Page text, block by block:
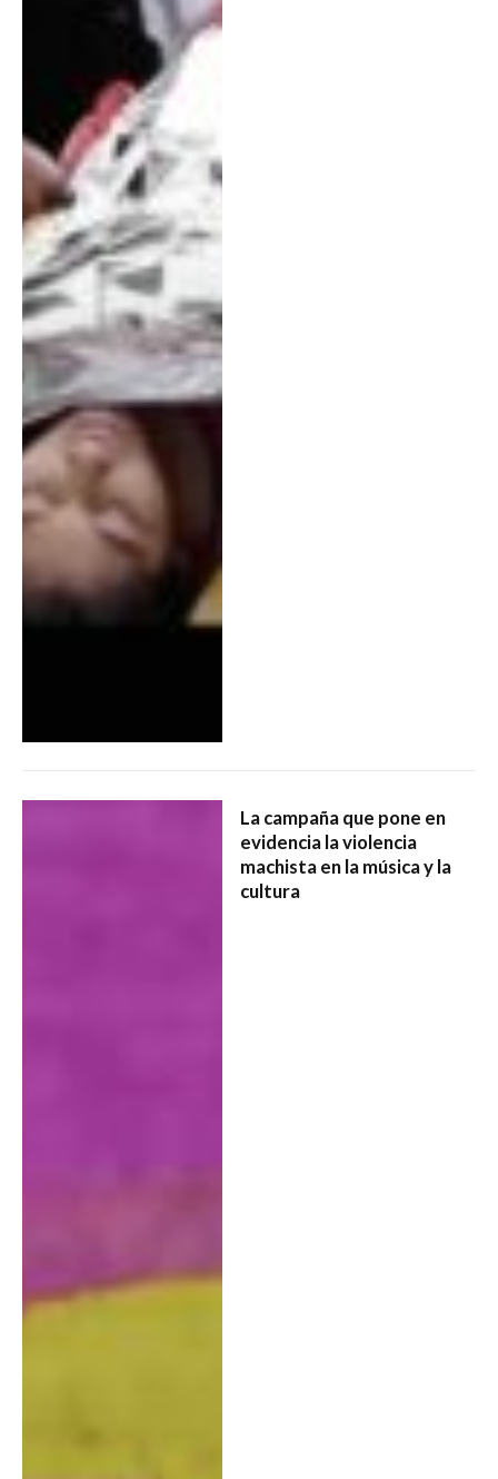
La campaña que pone en
evidencia la violencia
machista en la música y la
cultura